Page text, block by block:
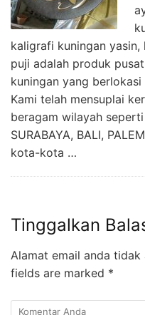
kaligrafi kuningan
puji adalah produk
kuningan yang
Kami telah mensuplai
beragam wilayah seperti
SURABAYA, BALI,
kota-kota …
Tinggalkan
Alamat email anda
fields are marked *